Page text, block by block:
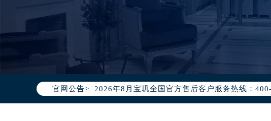
官网公告>
2026年8月宝玑中国区售后服务网络优化升级公告
2026年8月宝玑全国官方售后客户服务热线：
宝玑官方全国统一服务热线400-886-1507，服务
2026年8月宝玑售后服务中心最新网点地址：